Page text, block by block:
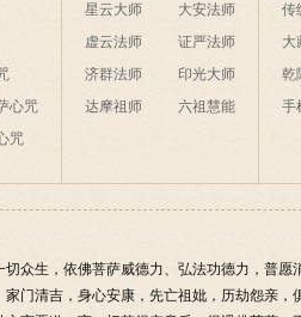
心咒
咒
星云大师
虚云法师
济群法师
达摩祖师
大安法师
证严法师
印光大师
六祖慧能
传
大
乾
手
众生，依佛菩萨威德力、弘法功德力，普
门清吉，身心安康，先亡祖妣，历劫怨亲